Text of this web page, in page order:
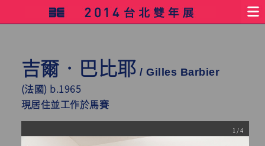
吉爾‧巴比耶 / Gilles Barbier
(法國) b.1965
現居住並工作於馬賽
1 / 4